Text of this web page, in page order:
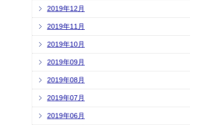
2019年12月
2019年11月
2019年10月
2019年09月
2019年08月
2019年07月
2019年06月